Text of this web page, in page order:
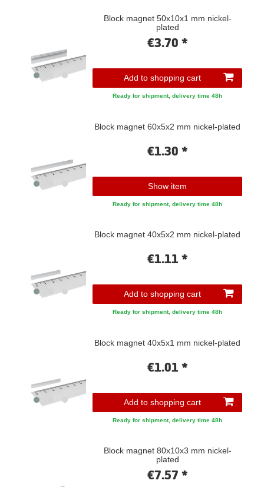
Block magnet 50x10x1 mm nickel-
plated
€3.70 *
Add to shopping cart
Ready for shipment, delivery time 48h
Block magnet 60x5x2 mm nickel-plated
€1.30 *
Show item
Ready for shipment, delivery time 48h
Block magnet 40x5x2 mm nickel-plated
€1.11 *
Add to shopping cart
Ready for shipment, delivery time 48h
Block magnet 40x5x1 mm nickel-plated
€1.01 *
Add to shopping cart
Ready for shipment, delivery time 48h
Block magnet 80x10x3 mm nickel-
plated
€7.57 *